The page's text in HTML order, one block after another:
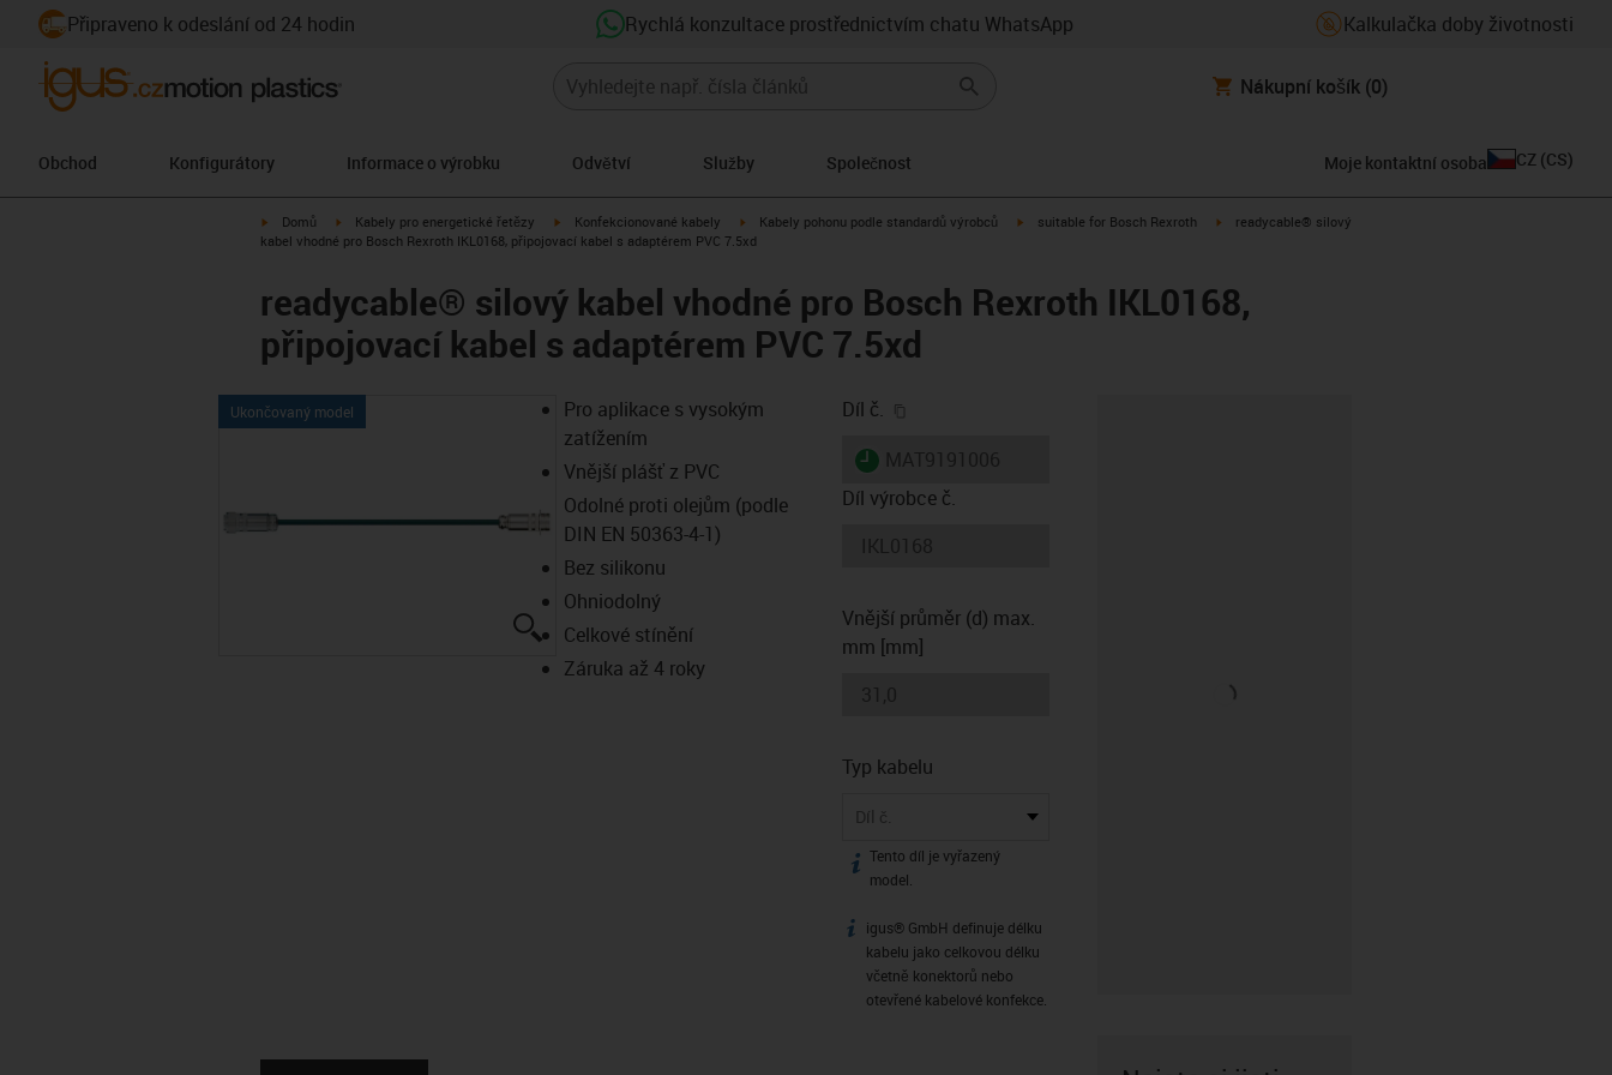
Připraveno k odeslání od 24 hodin Rychlá konzultace prostřednictvím chatu WhatsApp Kalkulačka doby životnosti
Nákupní košík (0)
Obchod Konfigurátory Informace o výrobku Odvětví Služby Společnost Moje kontaktní osoba CZ (CS)
igus-icon-arrow-right
Domů igus-icon-arrow-right
Kabely pro energetické řetězy igus-icon-arrow-right
Konfekcionované kabely igus-icon-arrow-right
Kabely pohonu podle standardů výrobců igus-icon-arrow-right
suitable for Bosch Rexroth igus-icon-arrow-right
readycable® silový
kabel vhodné pro Bosch Rexroth IKL0168, připojovací kabel s adaptérem PVC 7.5xd
readycable® silový kabel vhodné pro Bosch Rexroth IKL0168,
připojovací kabel s adaptérem PVC 7.5xd
Ukončovaný model
igus-icon-lupe
Pro aplikace s vysokým
zatížením
Vnější plášť z PVC
Odolné proti olejům (podle
DIN EN 50363-4-1)
Bez silikonu
Ohniodolný
Celkové stínění
Záruka až 4 roky
Díl č.
igus-icon-lieferzeit
Díl výrobce č.
Vnější průměr (d) max.
mm [mm]
Typ kabelu
Díl č.
igus-icon-info
Tento díl je vyřazený
model.
igus-icon-info
igus® GmbH definuje délku
kabelu jako celkovou délku
včetně konektorů nebo
otevřené kabelové konfekce.